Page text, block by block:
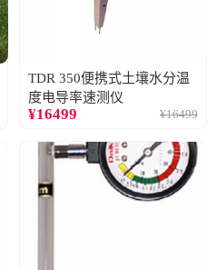
TDR 350便携式土壤水分温
度电导率速测仪
¥16499 ¥16499